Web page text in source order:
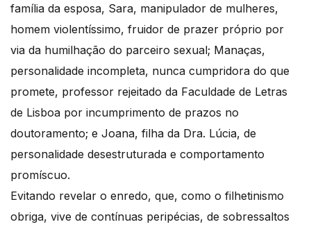
família da esposa, Sara, manipulador de mulheres,
homem violentíssimo, fruidor de prazer próprio por
via da humilhação do parceiro sexual; Manaças,
personalidade incompleta, nunca cumpridora do que
promete, professor rejeitado da Faculdade de Letras
de Lisboa por incumprimento de prazos no
doutoramento; e Joana, filha da Dra. Lúcia, de
personalidade desestruturada e comportamento
promíscuo.
Evitando revelar o enredo, que, como o filhetinismo
obriga, vive de contínuas peripécias, de sobressaltos